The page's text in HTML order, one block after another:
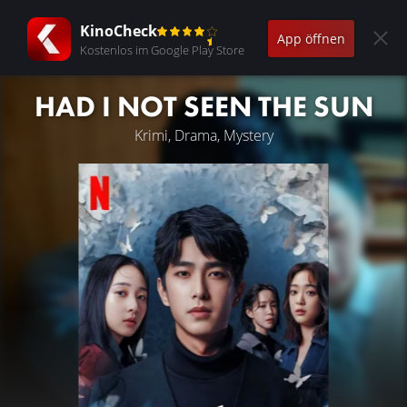
KinoCheck
Kostenlos im Google Play Store
App öffnen
HAD I NOT SEEN THE SUN
Krimi, Drama, Mystery